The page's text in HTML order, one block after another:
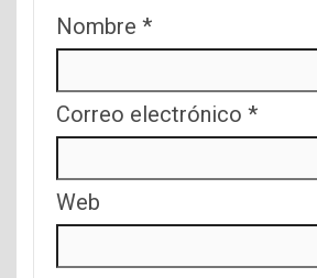
Nombre *
Correo electrónico *
Web